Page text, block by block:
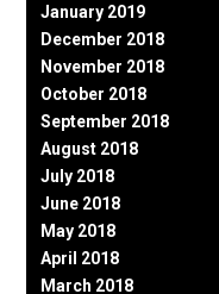
January 2019
December 2018
November 2018
October 2018
September 2018
August 2018
July 2018
June 2018
May 2018
April 2018
March 2018